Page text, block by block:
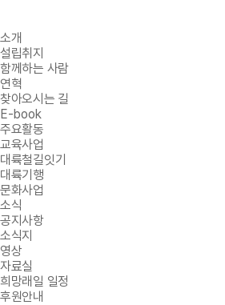
소개
설립취지
함께하는 사람
연혁
찾아오시는 길
E-book
주요활동
교육사업
대륙철길잇기
대륙기행
문화사업
소식
공지사항
소식지
영상
자료실
희망래일 일정
후원안내